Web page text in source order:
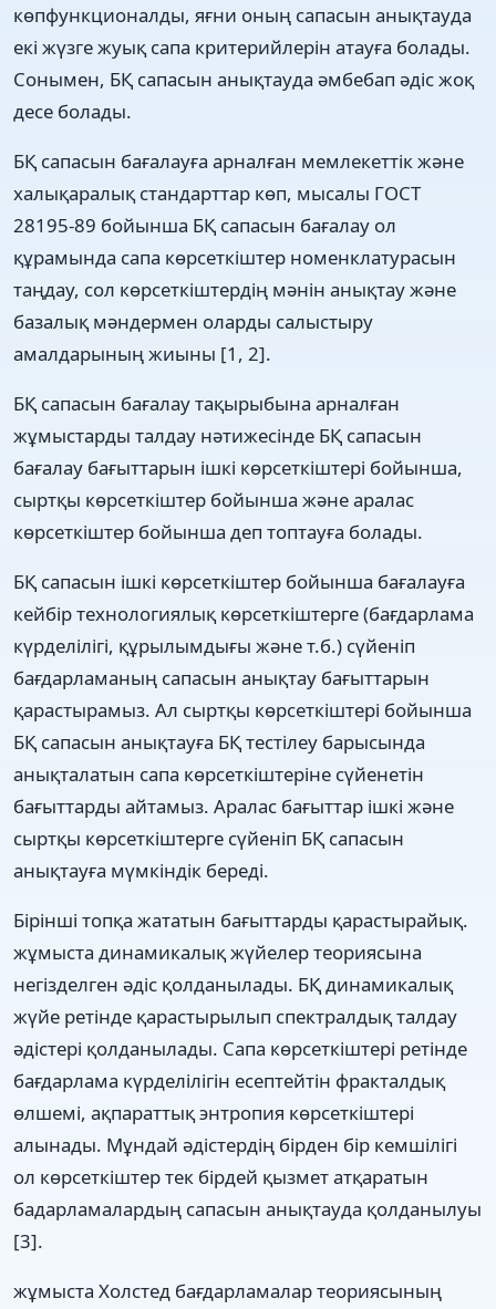
көпфункционалды, яғни оның сапасын анықтауда
екі жүзге жуық сапа критерийлерін атауға болады.
Сонымен, БҚ сапасын анықтауда әмбебап әдіс жоқ
десе болады.
БҚ сапасын бағалауға арналған мемлекеттік және
халықаралық стандарттар көп, мысалы ГОСТ
28195-89 бойынша БҚ сапасын бағалау ол
құрамында сапа көрсеткіштер номенклатурасын
таңдау, сол көрсеткіштердің мәнін анықтау және
базалық мәндермен оларды салыстыру
амалдарының жиыны [1, 2].
БҚ сапасын бағалау тақырыбына арналған
жұмыстарды талдау нәтижесінде БҚ сапасын
бағалау бағыттарын ішкі көрсеткіштері бойынша,
сыртқы көрсеткіштер бойынша және аралас
көрсеткіштер бойынша деп топтауға болады.
БҚ сапасын ішкі көрсеткіштер бойынша бағалауға
кейбір технологиялық көрсеткіштерге (бағдарлама
күрделілігі, құрылымдығы және т.б.) сүйеніп
бағдарламаның сапасын анықтау бағыттарын
қарастырамыз. Ал сыртқы көрсеткіштері бойынша
БҚ сапасын анықтауға БҚ тестілеу барысында
анықталатын сапа көрсеткіштеріне сүйенетін
бағыттарды айтамыз. Аралас бағыттар ішкі және
сыртқы көрсеткіштерге сүйеніп БҚ сапасын
анықтауға мүмкіндік береді.
Бірінші топқа жататын бағыттарды қарастырайық.
жұмыста динамикалық жүйелер теориясына
негізделген әдіс қолданылады. БҚ динамикалық
жүйе ретінде қарастырылып спектралдық талдау
әдістері қолданылады. Сапа көрсеткіштері ретінде
бағдарлама күрделілігін есептейтін фракталдық
өлшемі, ақпараттық энтропия көрсеткіштері
алынады. Мұндай әдістердің бірден бір кемшілігі
ол көрсеткіштер тек бірдей қызмет атқаратын
бадарламалардың сапасын анықтауда қолданылуы
[3].
жұмыста Холстед бағдарламалар теориясының